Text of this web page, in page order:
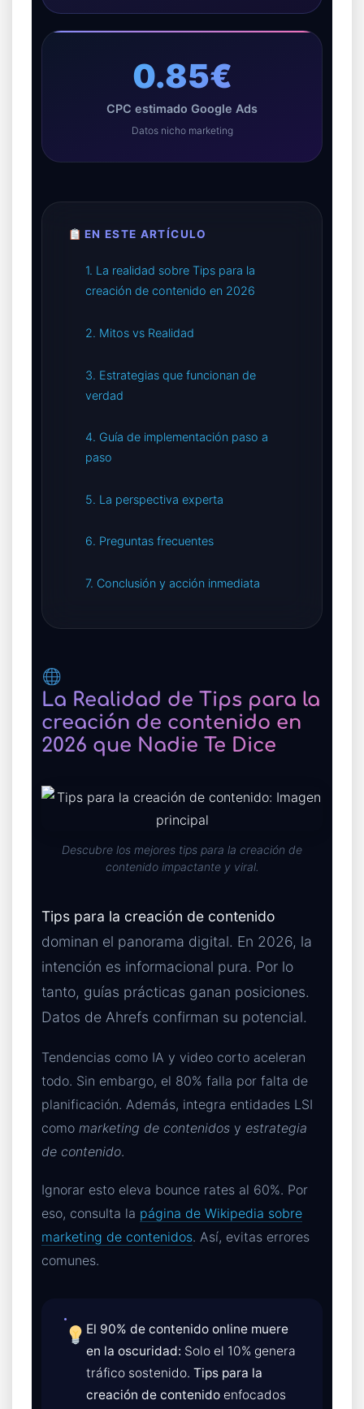
0.85€
CPC estimado Google Ads
Datos nicho marketing
EN ESTE ARTÍCULO
1. La realidad sobre Tips para la
creación de contenido en 2026
2. Mitos vs Realidad
3. Estrategias que funcionan de
verdad
4. Guía de implementación paso a
paso
5. La perspectiva experta
6. Preguntas frecuentes
7. Conclusión y acción inmediata
La Realidad de Tips para la
creación de contenido en
2026 que Nadie Te Dice
Descubre los mejores tips para la creación de
contenido impactante y viral.
Tips para la creación de contenido
dominan el panorama digital. En 2026, la
intención es informacional pura. Por lo
tanto, guías prácticas ganan posiciones.
Datos de Ahrefs confirman su potencial.
Tendencias como IA y video corto aceleran
todo. Sin embargo, el 80% falla por falta de
planificación. Además, integra entidades LSI
como marketing de contenidos y estrategia
de contenido.
Ignorar esto eleva bounce rates al 60%. Por
eso, consulta la página de Wikipedia sobre
marketing de contenidos. Así, evitas errores
comunes.
El 90% de contenido online muere
en la oscuridad: Solo el 10% genera
tráfico sostenido.Tips para la
creación de contenido enfocados